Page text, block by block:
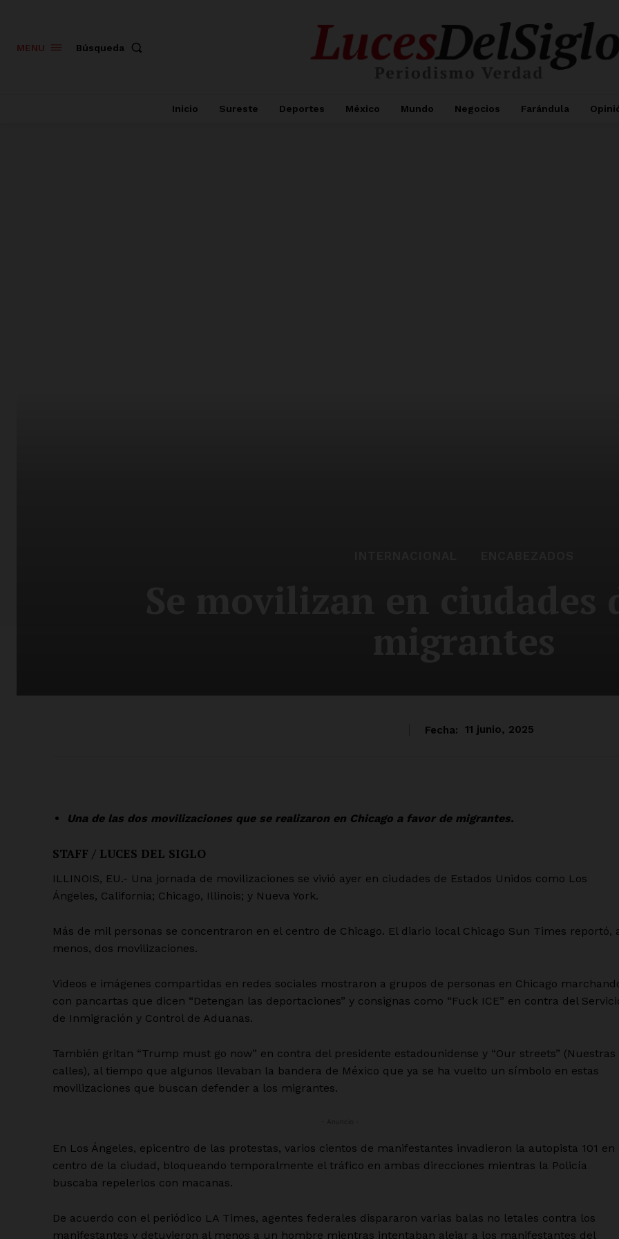
MENU Búsqueda
Inicio Sureste Deportes México Mundo Negocios Farándula
Fecha: 11 junio, 2025
Una de las dos movilizaciones que se realizaron en Chicago a favor de migrantes.
STAFF / LUCES DEL SIGLO
ILLINOIS, EU.- Una jornada de movilizaciones se vivió ayer en ciudades de Estados Unidos como Los
Ángeles, California; Chicago, Illinois; y Nueva York.
Más de mil personas se concentraron en el centro de Chicago. El diario local Chicago Sun Times reportó,
menos, dos movilizaciones.
Videos e imágenes compartidas en redes sociales mostraron a grupos de personas en Chicago
con pancartas que dicen “Detengan las deportaciones” y consignas como “Fuck ICE” en contra del
de Inmigración y Control de Aduanas.
También gritan “Trump must go now” en contra del presidente estadounidense y “Our streets” (Nuestras
calles), al tiempo que algunos llevaban la bandera de México que ya se ha vuelto un símbolo en estas
movilizaciones que buscan defender a los migrantes.
En Los Ángeles, epicentro de las protestas, varios cientos de manifestantes invadieron la autopista 101 en
centro de la ciudad, bloqueando temporalmente el tráfico en ambas direcciones mientras la Policía
buscaba repelerlos con macanas.
De acuerdo con el periódico LA Times, agentes federales dispararon varias balas no letales contra los
manifestantes y detuvieron al menos a un hombre mientras intentaban alejar a los manifestantes del